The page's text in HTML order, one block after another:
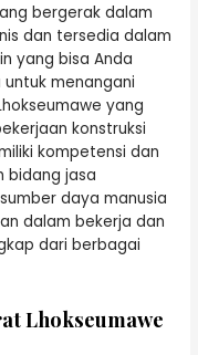
bergerak dalam
dan tersedia dalam
yang bisa Anda
menangani
yang
konstruksi
kompetensi dan
bidang jasa
daya manusia
dalam bekerja dan
dari berbagai
Lhokseumawe